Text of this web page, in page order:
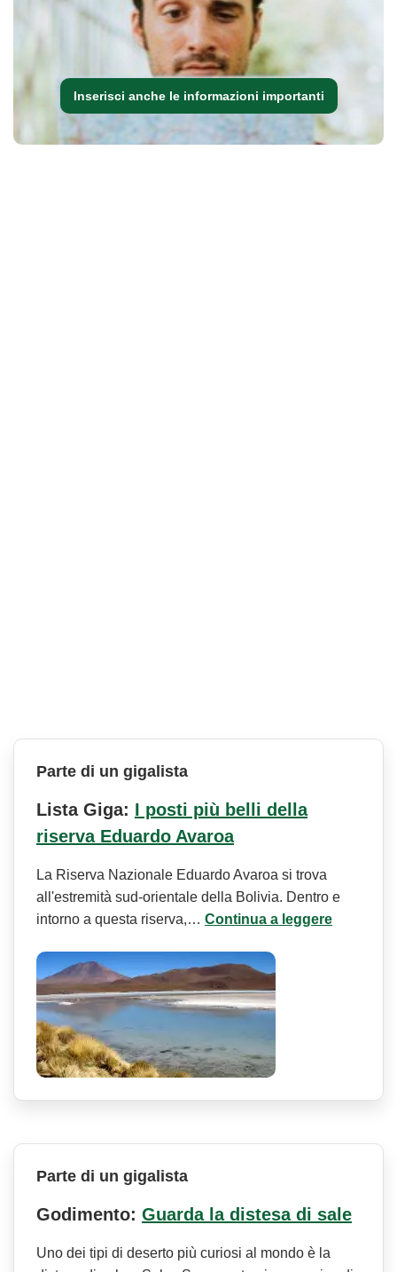
Inserisci anche le informazioni importanti
Parte di un gigalista
Lista Giga: I posti più belli della
riserva Eduardo Avaroa
La Riserva Nazionale Eduardo Avaroa si trova
all'estremità sud-orientale della Bolivia. Dentro e
intorno a questa riserva,… Continua a leggere
Parte di un gigalista
Godimento: Guarda la distesa di sale
Uno dei tipi di deserto più curiosi al mondo è la